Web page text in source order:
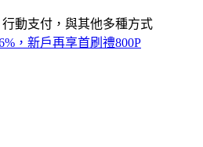
動支付，與其他多種方式
，新戶再享首刷禮800P